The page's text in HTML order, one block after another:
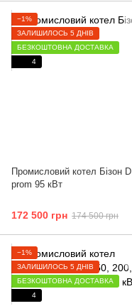
−1%
ЗАЛИШИЛОСЬ 5 ДНІВ
БЕЗКОШТОВНА ДОСТАВКА
4
Промисловий котел Бізон D
prom 95 кВт
172 500 грн 174 500 грн
−1%
ЗАЛИШИЛОСЬ 5 ДНІВ
БЕЗКОШТОВНА ДОСТАВКА
4